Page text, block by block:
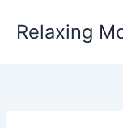
Relaxing